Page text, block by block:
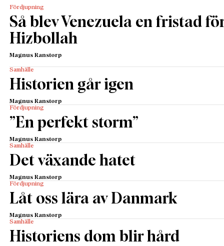
Fördjupning
Så blev Venezuela en fristad
Hizbollah
Magnus Ranstorp
Samhälle
Historien går igen
Magnus Ranstorp
Fördjupning
”En perfekt storm”
Magnus Ranstorp
Samhälle
Det växande hatet
Magnus Ranstorp
Fördjupning
Låt oss lära av Danmark
Magnus Ranstorp
Samhälle
Historiens dom blir hård